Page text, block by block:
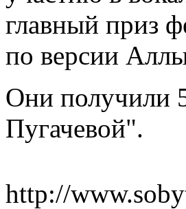
главный приз
по версии
Они получили
Пугачевой".
http://